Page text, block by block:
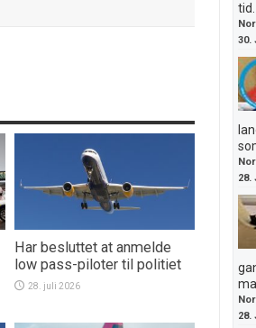
Har besluttet at anmelde
low pass-piloter til politiet
28. juli 2026
30.
28.
28.